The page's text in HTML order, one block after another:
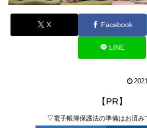
X Facebook
LINE
【PR】
▽電子帳簿保護法の準備はお済